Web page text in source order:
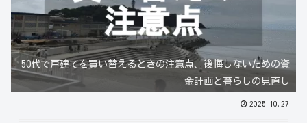
50代で戸建てを買い替えるときの注意点、後悔しないための資
金計画と暮らしの見直し
2025.10.27